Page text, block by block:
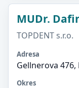
MUDr.
TOPDENT s.r.o.
Adresa
Gellnerova
Okres